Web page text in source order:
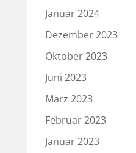
Januar 2024
Dezember 2023
Oktober 2023
Juni 2023
März 2023
Februar 2023
Januar 2023